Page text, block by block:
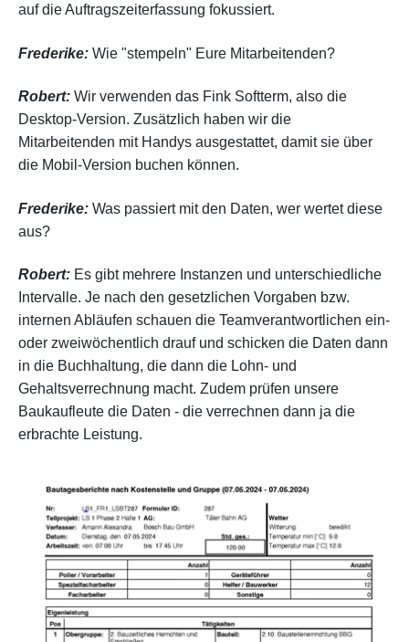
auf die Auftragszeiterfassung fokussiert.
Frederike: Wie "stempeln" Eure Mitarbeitenden?
Robert: Wir verwenden das Fink Softterm, also die
Desktop-Version. Zusätzlich haben wir die
Mitarbeitenden mit Handys ausgestattet, damit sie über
die Mobil-Version buchen können.
Frederike: Was passiert mit den Daten, wer wertet diese
aus?
Robert: Es gibt mehrere Instanzen und unterschiedliche
Intervalle. Je nach den gesetzlichen Vorgaben bzw.
internen Abläufen schauen die Teamverantwortlichen ein-
oder zweiwöchentlich drauf und schicken die Daten dann
in die Buchhaltung, die dann die Lohn- und
Gehaltsverrechnung macht. Zudem prüfen unsere
Baukaufleute die Daten - die verrechnen dann ja die
erbrachte Leistung.